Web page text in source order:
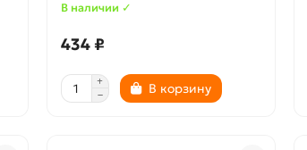
В наличии ✓
434 ₽
В корзину